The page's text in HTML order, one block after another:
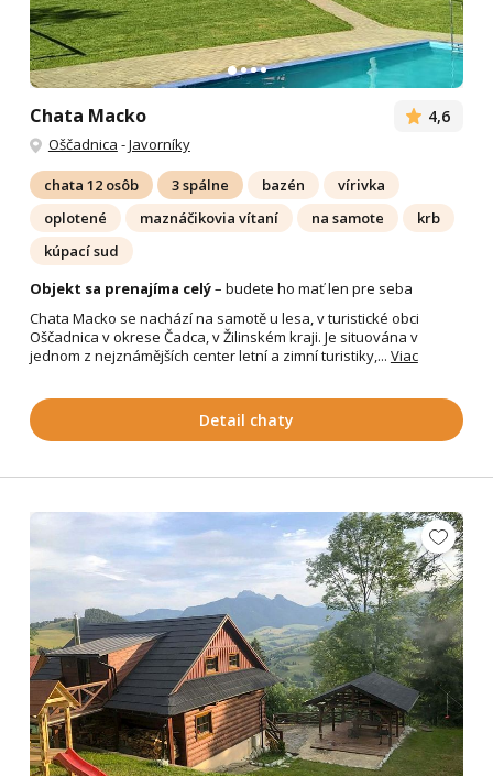
Chata Macko 4,6
Oščadnica -Javorníky
chata 12 osôb 3 spálne bazén
vírivka
oplotené
maznáčikovia vítaní na samote
krb
kúpací sud
Objekt sa prenajíma celý– budete ho mať len pre seba
Chata Macko se nachází na samotě u lesa, v turistické obci
Oščadnica v okrese Čadca, v Žilinském kraji. Je situována v
jednom z nejznámějších center letní a zimní turistiky,... Viac
Detail chaty